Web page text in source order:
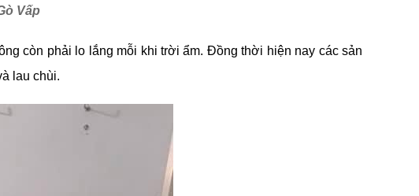
Vấp
còn phải lo lắng mỗi khi trời ẩm. Đồng thời hiện nay các sản
lau chùi.